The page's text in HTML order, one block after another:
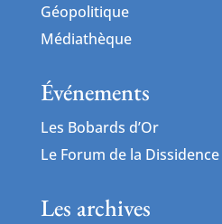
Géopolitique
Médiathèque
Événements
Les Bobards d’Or
Le Forum de la Dissidence
Les archives